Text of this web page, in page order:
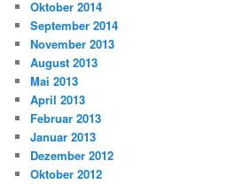
Oktober 2014
September 2014
November 2013
August 2013
Mai 2013
April 2013
Februar 2013
Januar 2013
Dezember 2012
Oktober 2012